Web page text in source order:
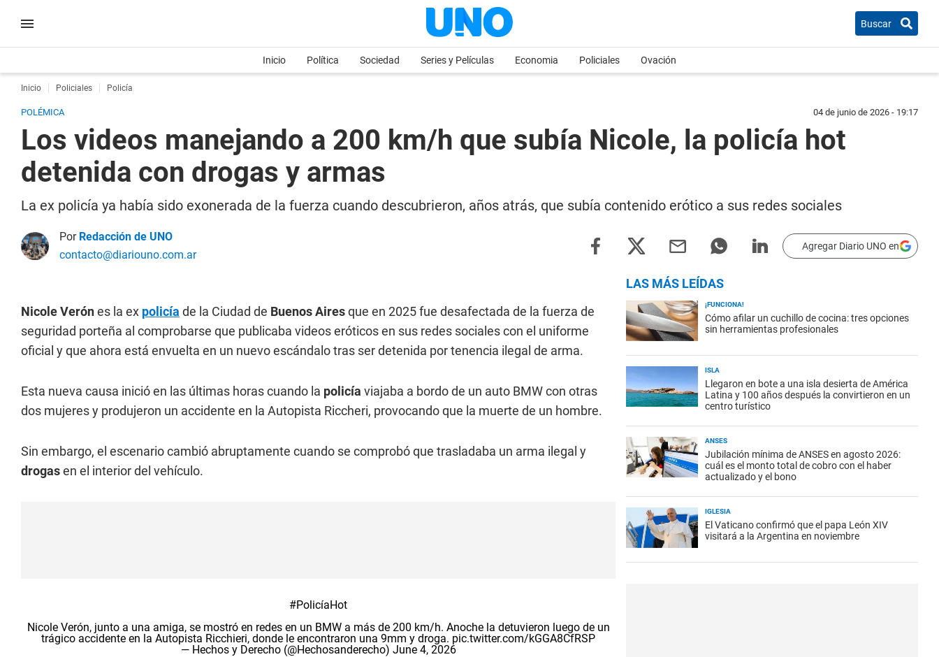
Buscar
Inicio Política Sociedad Series y Películas Economia Policiales Ovación
Inicio Policiales Policía
POLÉMICA 04 de junio de 2026 - 19:17
Los videos manejando a 200 km/h que subía Nicole, la policía hot
detenida con drogas y armas
La ex policía ya había sido exonerada de la fuerza cuando descubrieron, años atrás, que subía contenido erótico a sus redes sociales
Por Redacción de UNO
contacto@diariouno.com.ar
Agregar Diario UNO en
Nicole Verónes la ex policía de la Ciudad de Buenos Airesque en 2025 fue desafectada de la fuerza de
seguridad porteña al comprobarse que publicaba videos eróticos en sus redes sociales con el uniforme
oficial y que ahora está envuelta en un nuevo escándalo tras ser detenida por tenencia ilegal de arma.
Esta nueva causa inició en las últimas horas cuando la policía viajaba a bordo de un auto BMW con otras
dos mujeres y produjeron un accidente en la Autopista Riccheri, provocando que la muerte de un hombre.
Sin embargo, el escenario cambió abruptamente cuando se comprobó que trasladaba un arma ilegal y
drogasen el interior del vehículo.
#PolicíaHot
Nicole Verón, junto a una amiga, se mostró en redes en un BMW a más de 200 km/h. Anoche la detuvieron luego de un
trágico accidente en la Autopista Ricchieri, donde le encontraron una 9mm y droga. pic.twitter.com/kGGA8CfRSP
— Hechos y Derecho (@Hechosanderecho) June 4, 2026
LAS MÁS LEÍDAS
¡FUNCIONA!
Cómo afilar un cuchillo de cocina: tres opciones
sin herramientas profesionales
ISLA
Llegaron en bote a una isla desierta de América
Latina y 100 años después la convirtieron en un
centro turístico
ANSES
Jubilación mínima de ANSES en agosto 2026:
cuál es el monto total de cobro con el haber
actualizado y el bono
IGLESIA
El Vaticano confirmó que el papa León XIV
visitará a la Argentina en noviembre